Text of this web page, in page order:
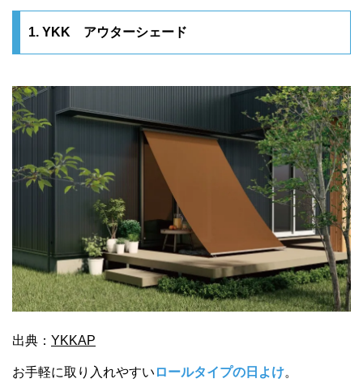
1. YKK アウターシェード
出典： YKKAP
お手軽に取り入れやすい ロールタイプの日よけ。